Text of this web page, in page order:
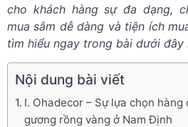
cho khách hàng sự đa dạng,
mua sắm dễ dàng và tiện ích
tìm hiểu ngay trong bài dưới đây
Nội dung bài viết
I. Ohadecor – Sự lựa chọn
gương rồng vàng ở Nam Định